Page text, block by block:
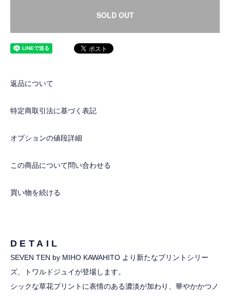
SOLD OUT
返品について
特定商取引法に基づく表記
オプションの値段詳細
この商品について問い合わせる
買い物を続ける
DETAIL
SEVEN TEN by MIHO KAWAHITO より新たなプリントシリー
ズ、トワルドジュイが登場します。
シックな草花プリントに表情のある濃淡が加わり、華やかかつノ